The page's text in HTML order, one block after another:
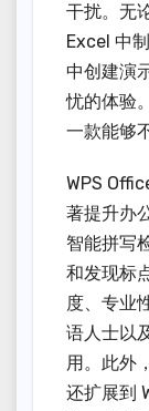
干扰。无
Excel 中
中创建演
忧的体验
一款能够
WPS
著提升办
智能拼写
和发现标
度、专业
语人士以
用。此外
还扩展到